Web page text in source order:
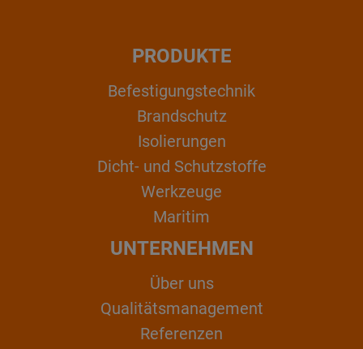
PRODUKTE
Befestigungstechnik
Brandschutz
Isolierungen
Dicht- und Schutzstoffe
Werkzeuge
Maritim
UNTERNEHMEN
Über uns
Qualitätsmanagement
Referenzen